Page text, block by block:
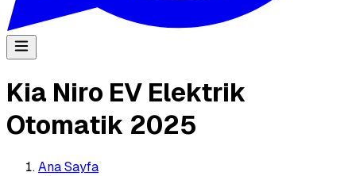
Kia Niro EV Elektrik
Otomatik 2025
Ana Sayfa